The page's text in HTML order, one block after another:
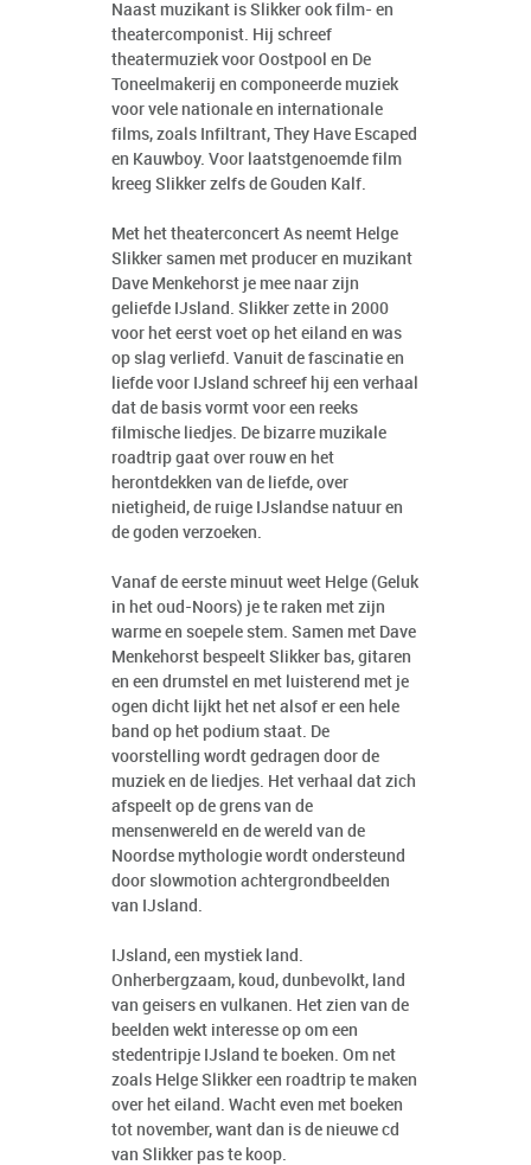
Naast muzikant is Slikker ook film- en
theatercomponist. Hij schreef
theatermuziek voor Oostpool en De
Toneelmakerij en componeerde muziek
voor vele nationale en internationale
films, zoals Infiltrant, They Have Escaped
en Kauwboy. Voor laatstgenoemde film
kreeg Slikker zelfs de Gouden Kalf.
Met het theaterconcert As neemt Helge
Slikker samen met producer en muzikant
Dave Menkehorst je mee naar zijn
geliefde IJsland. Slikker zette in 2000
voor het eerst voet op het eiland en was
op slag verliefd. Vanuit de fascinatie en
liefde voor IJsland schreef hij een verhaal
dat de basis vormt voor een reeks
filmische liedjes. De bizarre muzikale
roadtrip gaat over rouw en het
herontdekken van de liefde, over
nietigheid, de ruige IJslandse natuur en
de goden verzoeken.
Vanaf de eerste minuut weet Helge (Geluk
in het oud-Noors) je te raken met zijn
warme en soepele stem. Samen met Dave
Menkehorst bespeelt Slikker bas, gitaren
en een drumstel en met luisterend met je
ogen dicht lijkt het net alsof er een hele
band op het podium staat. De
voorstelling wordt gedragen door de
muziek en de liedjes. Het verhaal dat zich
afspeelt op de grens van de
mensenwereld en de wereld van de
Noordse mythologie wordt ondersteund
door slowmotion achtergrondbeelden
van IJsland.
IJsland, een mystiek land.
Onherbergzaam, koud, dunbevolkt, land
van geisers en vulkanen. Het zien van de
beelden wekt interesse op om een
stedentripje IJsland te boeken. Om net
zoals Helge Slikker een roadtrip te maken
over het eiland. Wacht even met boeken
tot november, want dan is de nieuwe cd
van Slikker pas te koop.